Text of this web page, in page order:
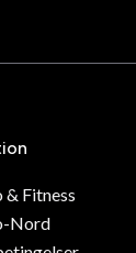
& Fitness
Nord